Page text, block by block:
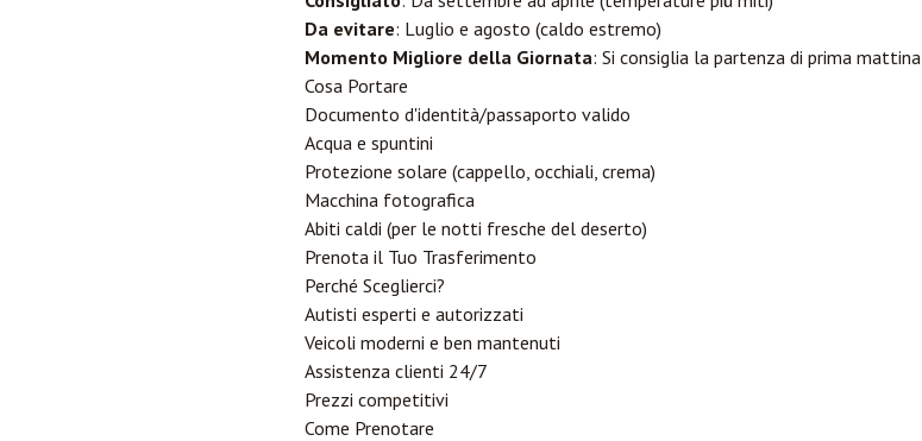
Da evitare: Luglio e agosto (caldo estremo)
Momento Migliore della Giornata: Si consiglia la partenza di prima mattina
Cosa Portare
Documento d'identità/passaporto valido
Acqua e spuntini
Protezione solare (cappello, occhiali, crema)
Macchina fotografica
Abiti caldi (per le notti fresche del deserto)
Prenota il Tuo Trasferimento
Perché Sceglierci?
Autisti esperti e autorizzati
Veicoli moderni e ben mantenuti
Assistenza clienti 24/7
Prezzi competitivi
Come Prenotare